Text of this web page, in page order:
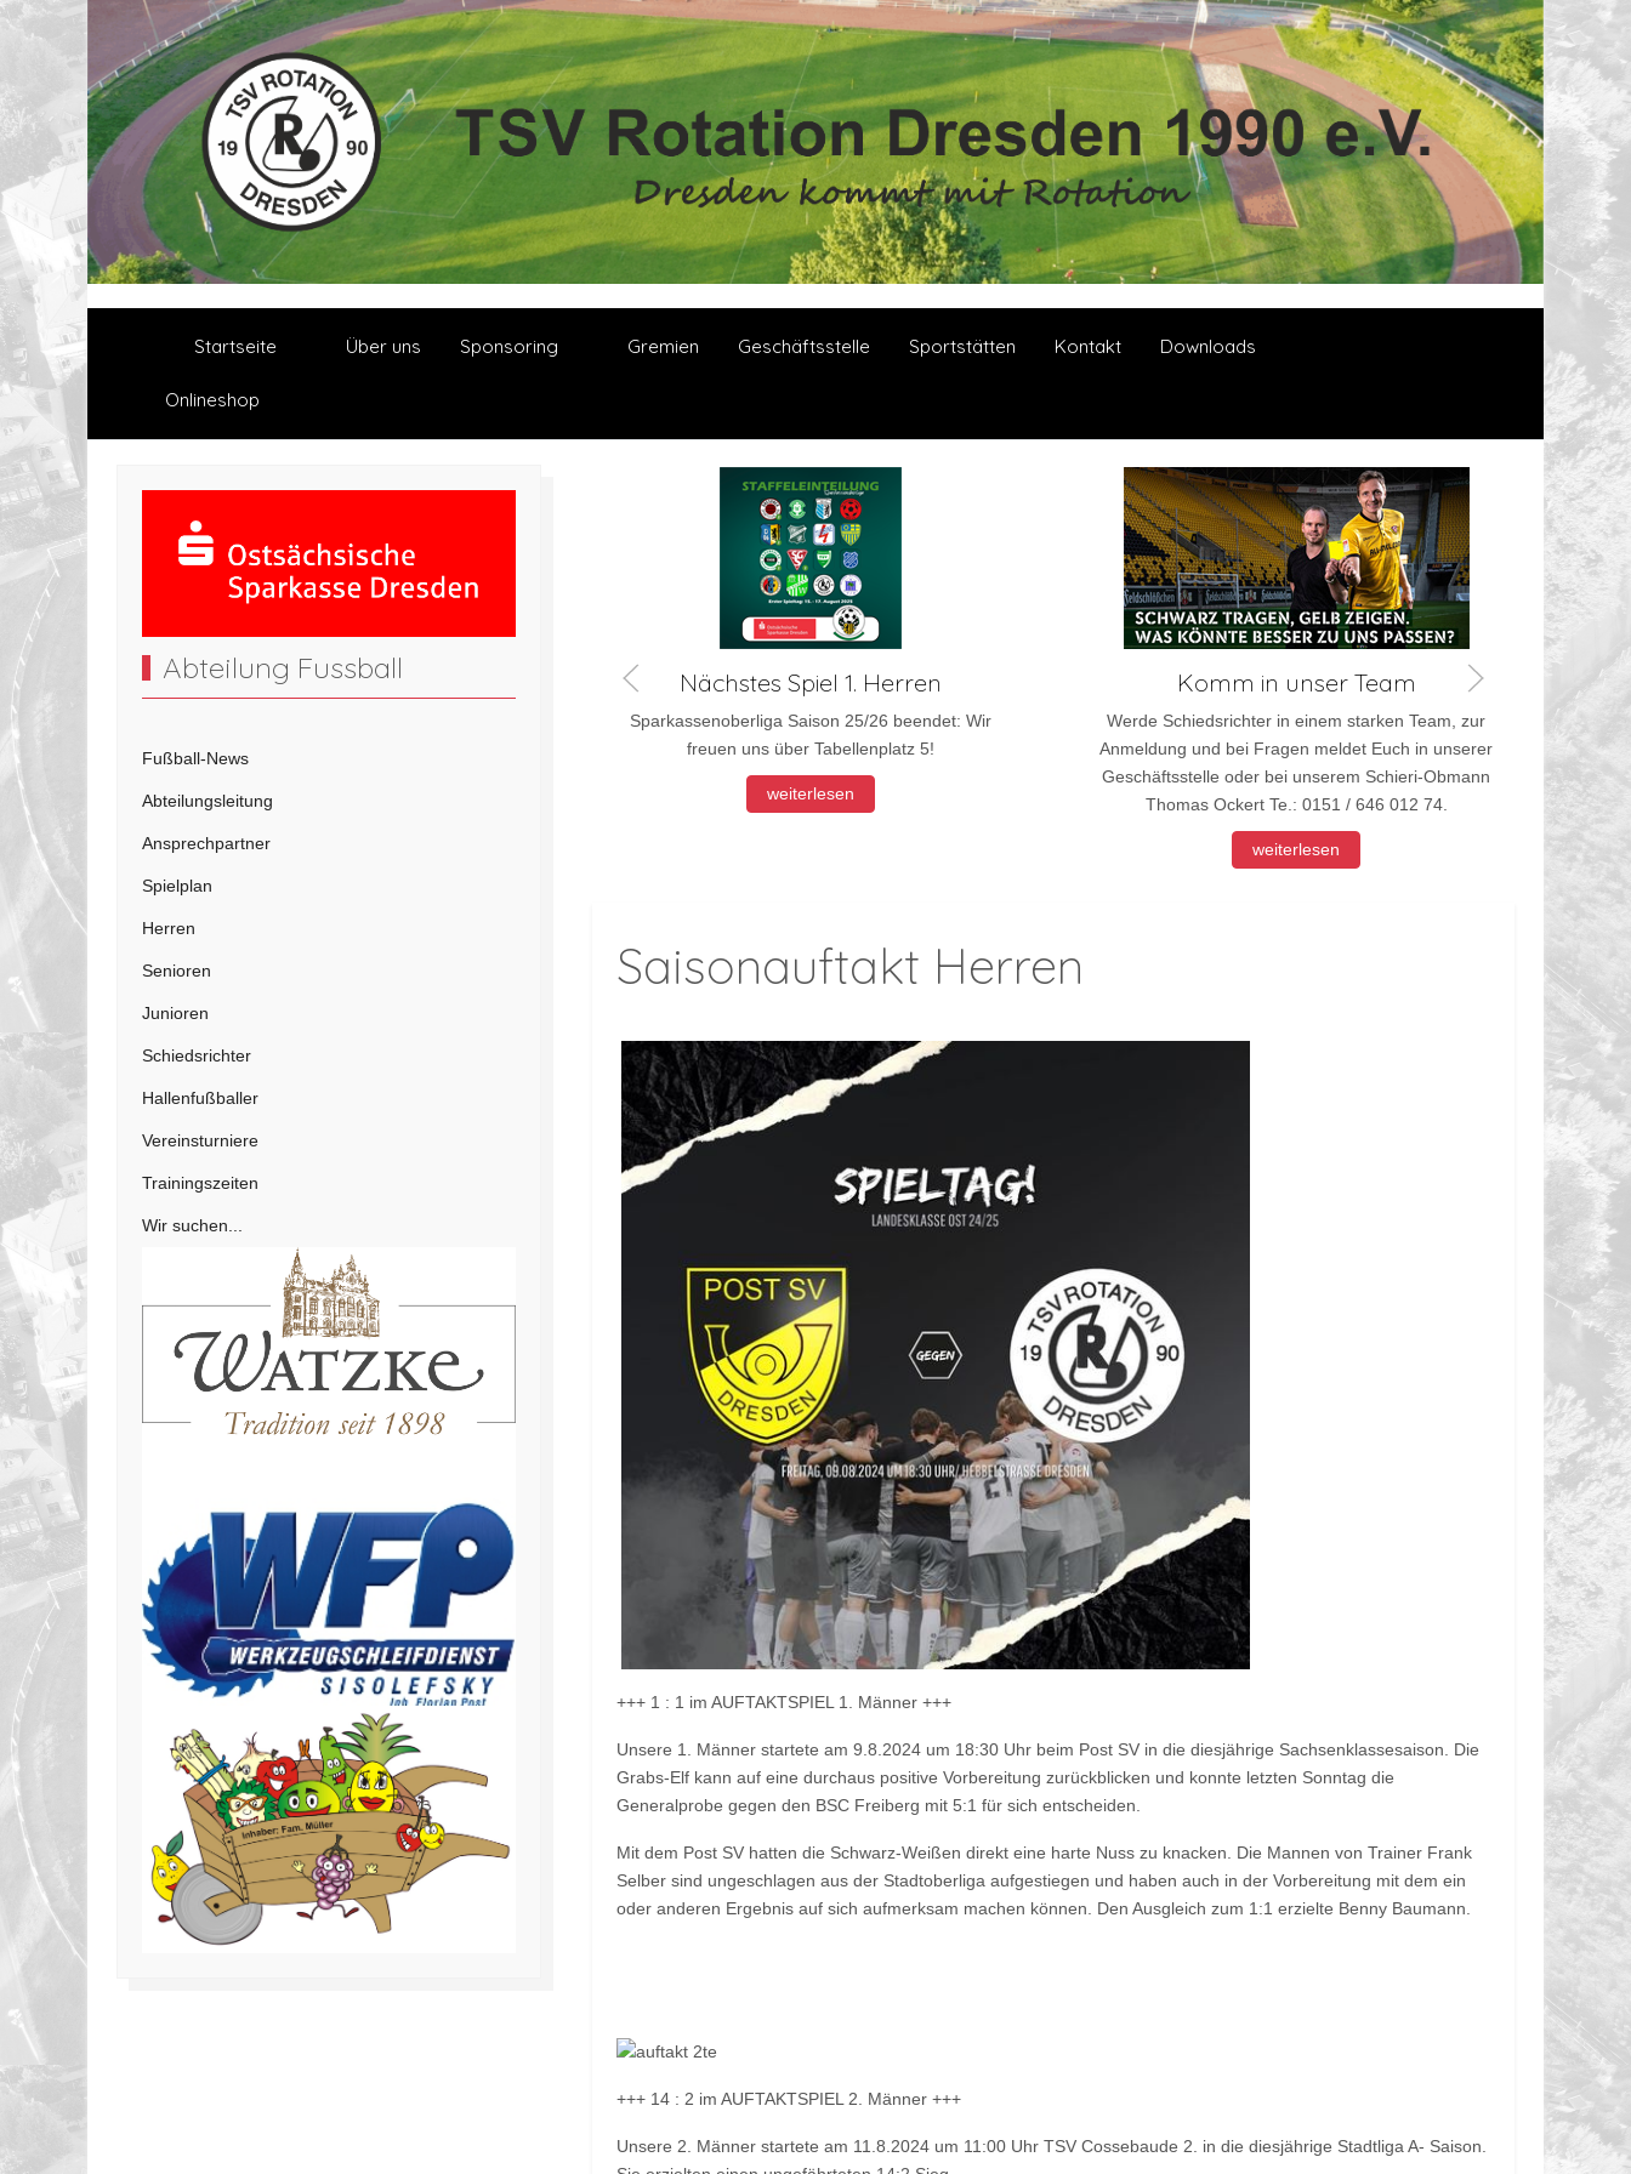
Startseite Über uns Sponsoring Gremien Geschäftsstelle Sportstätten Kontakt Downloads
Onlineshop
Abteilung Fussball
Fußball-News
Abteilungsleitung
Ansprechpartner
Spielplan
Herren
Senioren
Junioren
Schiedsrichter
Hallenfußballer
Vereinsturniere
Trainingszeiten
Wir suchen...
Nächstes Spiel 1. Herren
Sparkassenoberliga Saison 25/26 beendet: Wir
freuen uns über Tabellenplatz 5!
weiterlesen
Komm in unser Team
Werde Schiedsrichter in einem starken Team, zur
Anmeldung und bei Fragen meldet Euch in unserer
Geschäftsstelle oder bei unserem Schieri-Obmann
Thomas Ockert Te.: 0151 / 646 012 74.
weiterlesen
Saisonauftakt Herren
+++ 1 : 1 im AUFTAKTSPIEL 1. Männer +++
Unsere 1. Männer startete am 9.8.2024 um 18:30 Uhr beim Post SV in die diesjährige Sachsenklassesaison. Die
Grabs-Elf kann auf eine durchaus positive Vorbereitung zurückblicken und konnte letzten Sonntag die
Generalprobe gegen den BSC Freiberg mit 5:1 für sich entscheiden.
Mit dem Post SV hatten die Schwarz-Weißen direkt eine harte Nuss zu knacken. Die Mannen von Trainer Frank
Selber sind ungeschlagen aus der Stadtoberliga aufgestiegen und haben auch in der Vorbereitung mit dem ein
oder anderen Ergebnis auf sich aufmerksam machen können. Den Ausgleich zum 1:1 erzielte Benny Baumann.
+++ 14 : 2 im AUFTAKTSPIEL 2. Männer +++
Unsere 2. Männer startete am 11.8.2024 um 11:00 Uhr TSV Cossebaude 2. in die diesjährige Stadtliga A- Saison.